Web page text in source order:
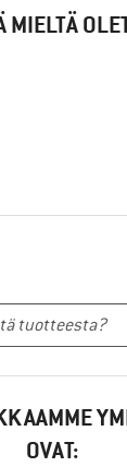
MIELTÄ
OVAT: